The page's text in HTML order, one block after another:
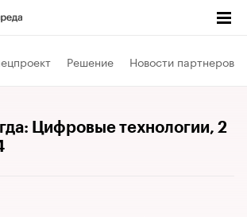
Решение Новости партнеров
Цифровые технологии, 2